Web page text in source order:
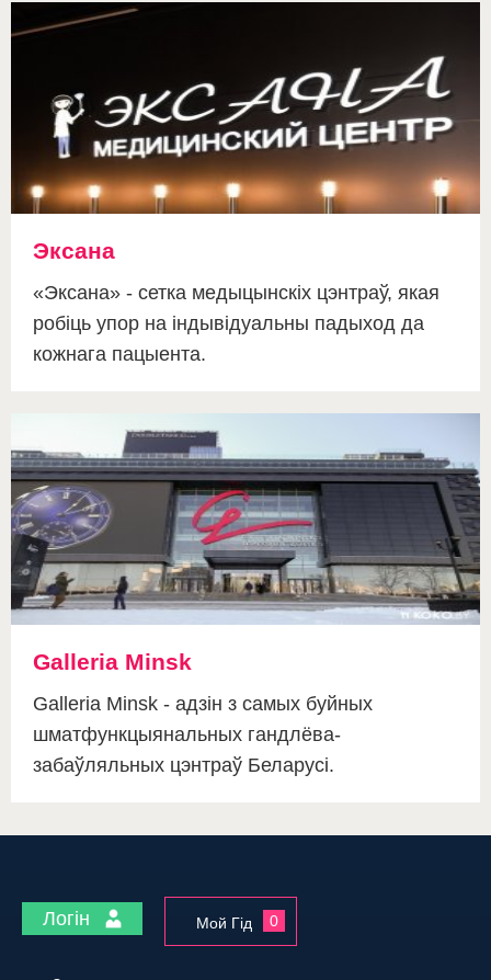
Эксана
«Эксана» - сетка медыцынскіх цэнтраў, якая
робіць упор на індывідуальны падыход да
кожнага пацыента.
Galleria Minsk
Galleria Minsk - адзін з самых буйных
шматфункцыянальных гандлёва-
забаўляльных цэнтраў Беларусі.
Логін Мой Гід 0